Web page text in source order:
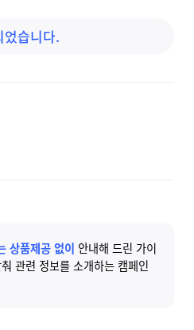
습니다.
상품제공 없이 안내해 드린 가이
관련 정보를 소개하는 캠페인